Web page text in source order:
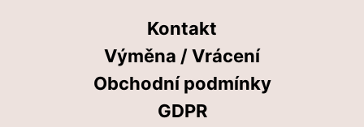
Kontakt
Výměna / Vrácení
Obchodní podmínky
GDPR